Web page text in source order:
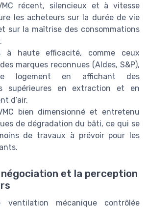
récent, silencieux et à vitesse
les acheteurs sur la durée de vie
sur la maîtrise des consommations
à haute efficacité, comme ceux
marques reconnues (Aldes, S&P),
logement en affichant des
supérieures en extraction et en
d’air.
bien dimensionné et entretenu
de dégradation du bâti, ce qui se
de travaux à prévoir pour les
et la perception
mécanique contrôlée